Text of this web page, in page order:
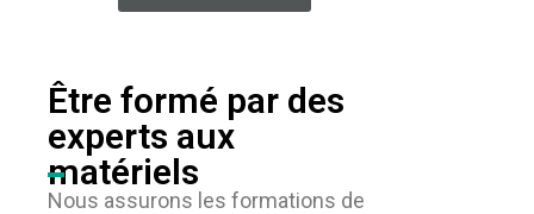
Être formé par des
experts aux
matériels
Nous assurons les formations de